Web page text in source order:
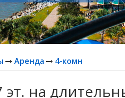
Аренда 4-комн
эт. на